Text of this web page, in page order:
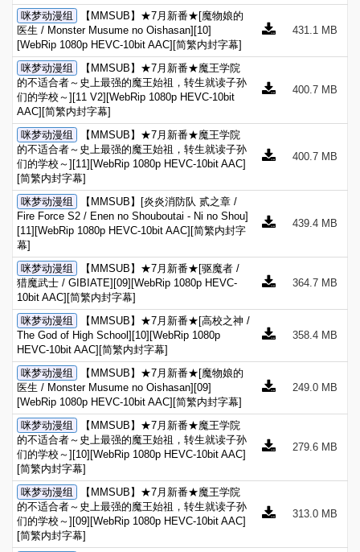
咪梦动漫组
【MMSUB】★7月新番★[魔物娘的
医生 / Monster Musume no Oishasan][10]
[WebRip 1080p HEVC-10bit AAC][简繁内封字幕]
431.1 MB
咪梦动漫组
【MMSUB】★7月新番★魔王学院
的不适合者～史上最强的魔王始祖，转生就读子孙
们的学校～][11 V2][WebRip 1080p HEVC-10bit
AAC][简繁内封字幕]
400.7 MB
咪梦动漫组
【MMSUB】★7月新番★魔王学院
的不适合者～史上最强的魔王始祖，转生就读子孙
们的学校～][11][WebRip 1080p HEVC-10bit AAC]
[简繁内封字幕]
400.7 MB
咪梦动漫组
【MMSUB】[炎炎消防队 贰之章 /
Fire Force S2 / Enen no Shouboutai - Ni no Shou]
[11][WebRip 1080p HEVC-10bit AAC][简繁内封字
幕]
439.4 MB
咪梦动漫组
【MMSUB】★7月新番★[驱魔者 /
猎魔武士 / GIBIATE][09][WebRip 1080p HEVC-
10bit AAC][简繁内封字幕]
364.7 MB
咪梦动漫组
【MMSUB】★7月新番★[高校之神 /
The God of High School][10][WebRip 1080p
HEVC-10bit AAC][简繁内封字幕]
358.4 MB
咪梦动漫组
【MMSUB】★7月新番★[魔物娘的
医生 / Monster Musume no Oishasan][09]
[WebRip 1080p HEVC-10bit AAC][简繁内封字幕]
249.0 MB
咪梦动漫组
【MMSUB】★7月新番★魔王学院
的不适合者～史上最强的魔王始祖，转生就读子孙
们的学校～][10][WebRip 1080p HEVC-10bit AAC]
[简繁内封字幕]
279.6 MB
咪梦动漫组
【MMSUB】★7月新番★魔王学院
的不适合者～史上最强的魔王始祖，转生就读子孙
们的学校～][09][WebRip 1080p HEVC-10bit AAC]
[简繁内封字幕]
313.0 MB